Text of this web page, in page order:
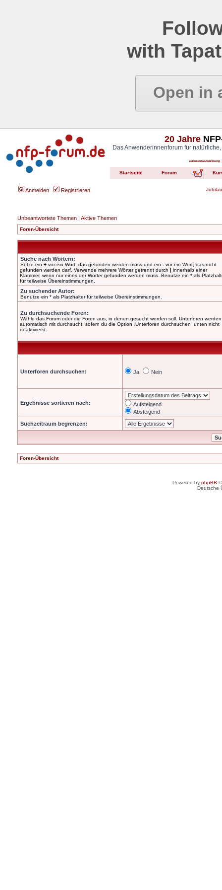
with
Open in
20 Jahre
Das Anwenderinnenforum für
Datenschutzerklärung
Startseite Forum
Anmelden Registrieren
Unbeantwortete Themen | Aktive Themen
Foren-Übersicht
Suche nach Wörtern:
Setze ein + vor ein Wort, das gefunden werden muss und ein - vor ein Wort, das nicht
gefunden werden darf. Verwende mehrere Wörter getrennt durch | innerhalb einer
Klammer, wenn nur eines der Wörter gefunden werden muss. Benutze ein * als
für teilweise Übereinstimmungen.
Zu suchender Autor:
Benutze ein * als Platzhalter für teilweise Übereinstimmungen.
Zu durchsuchende Foren:
Wähle das Forum oder die Foren aus, in denen gesucht werden soll. Unterforen werden
automatisch mit durchsucht, sofern du die Option „Unterforen durchsuchen“ unten nicht
deaktivierst.
Unterforen durchsuchen: Ja Nein
Ergebnisse sortieren nach:
Aufsteigend
Absteigend
Suchzeitraum begrenzen:
Foren-Übersicht
Powered by phpBB
Deutsche